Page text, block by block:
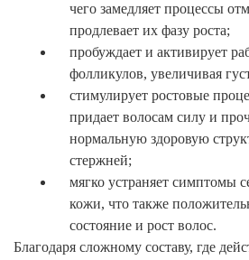
чего замедляет процессы
продлевает их фазу роста;
пробуждает и активирует
фолликулов, увеличивая
стимулирует ростовые
придает волосам силу и
нормальную здоровую
стержней;
мягко устраняет симптомы
кожи, что также
состояние и рост волос.
Благодаря сложному составу, где